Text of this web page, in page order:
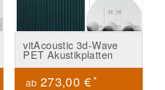
vitAcoustic 3d-Wave
PET Akustikplatten
ab 273,00 €*